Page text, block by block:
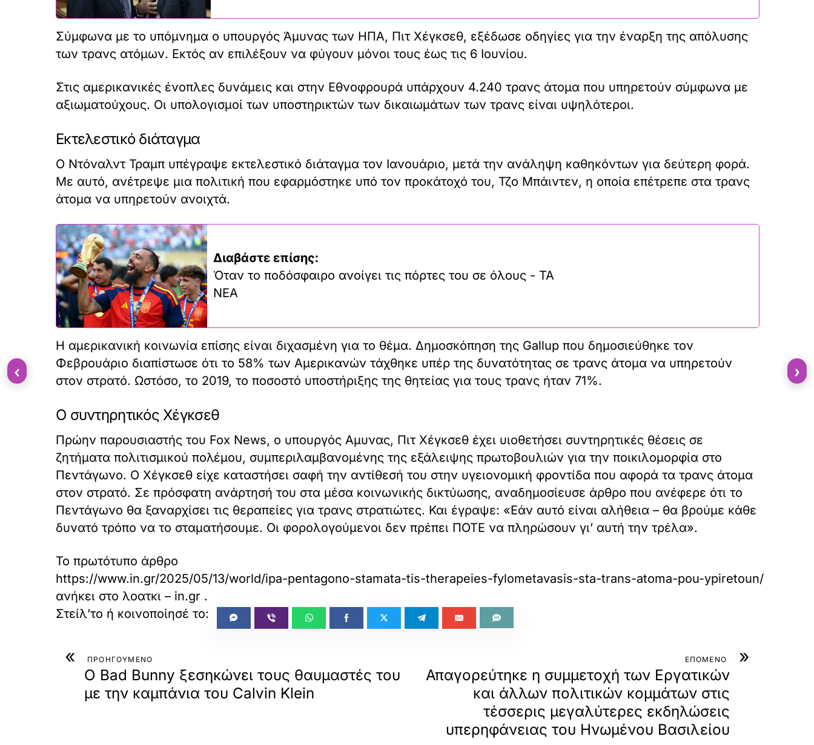
Σύμφωνα με το υπόμνημα ο υπουργός Άμυνας των ΗΠΑ, Πιτ Χέγκσεθ, εξέδωσε οδηγίες για την έναρξη της απόλυσης
των τρανς ατόμων. Εκτός αν επιλέξουν να φύγουν μόνοι τους έως τις 6 Ιουνίου.
Στις αμερικανικές ένοπλες δυνάμεις και στην Εθνοφρουρά υπάρχουν 4.240 τρανς άτομα που υπηρετούν σύμφωνα με
αξιωματούχους. Οι υπολογισμοί των υποστηρικτών των δικαιωμάτων των τρανς είναι υψηλότεροι.
Εκτελεστικό διάταγμα
Ο Ντόναλντ Τραμπ υπέγραψε εκτελεστικό διάταγμα τον Ιανουάριο, μετά την ανάληψη καθηκόντων για δεύτερη φορά.
Με αυτό, ανέτρεψε μια πολιτική που εφαρμόστηκε υπό τον προκάτοχό του, Τζο Μπάιντεν, η οποία επέτρεπε στα τρανς
άτομα να υπηρετούν ανοιχτά.
Διαβάστε επίσης:
Όταν το ποδόσφαιρο ανοίγει τις πόρτες του σε όλους - ΤΑ
ΝΕΑ
Η αμερικανική κοινωνία επίσης είναι διχασμένη για το θέμα. Δημοσκόπηση της Gallup που δημοσιεύθηκε τον
Φεβρουάριο διαπίστωσε ότι το 58% των Αμερικανών τάχθηκε υπέρ της δυνατότητας σε τρανς άτομα να υπηρετούν
στον στρατό. Ωστόσο, το 2019, το ποσοστό υποστήριξης της θητείας για τους τρανς ήταν 71%.
Ο συντηρητικός Χέγκσεθ
Πρώην παρουσιαστής του Fox News, ο υπουργός Αμυνας, Πιτ Χέγκσεθ έχει υιοθετήσει συντηρητικές θέσεις σε
ζητήματα πολιτισμικού πολέμου, συμπεριλαμβανομένης της εξάλειψης πρωτοβουλιών για την ποικιλομορφία στο
Πεντάγωνο. Ο Χέγκσεθ είχε καταστήσει σαφή την αντίθεσή του στην υγειονομική φροντίδα που αφορά τα τρανς άτομα
στον στρατό. Σε πρόσφατη ανάρτησή του στα μέσα κοινωνικής δικτύωσης, αναδημοσίευσε άρθρο που ανέφερε ότι το
Πεντάγωνο θα ξαναρχίσει τις θεραπείες για τρανς στρατιώτες. Και έγραψε: «Εάν αυτό είναι αλήθεια – θα βρούμε κάθε
δυνατό τρόπο να το σταματήσουμε. Οι φορολογούμενοι δεν πρέπει ΠΟΤΕ να πληρώσουν γι’ αυτή την τρέλα».
Το πρωτότυπο άρθρο
https://www.in.gr/2025/05/13/world/ipa-pentagono-stamata-tis-therapeies-fylometavasis-sta-trans-atoma-pou-ypiretoun/
ανήκει στο λοατκι – in.gr .
« ΠΡΟΗΓΟΥΜΕΝΟ
Ο Bad Bunny ξεσηκώνει τους θαυμαστές του
με την καμπάνια του Calvin Klein
»
ΕΠΟΜΕΝΟ
Απαγορεύτηκε η συμμετοχή των Εργατικών
και άλλων πολιτικών κομμάτων στις
τέσσερις μεγαλύτερες εκδηλώσεις
υπερηφάνειας του Ηνωμένου Βασιλείου
‹ ›